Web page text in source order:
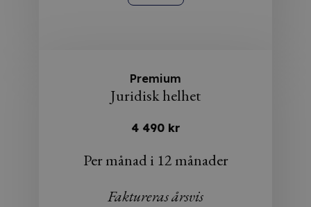
Premium
Juridisk helhet
4 490 kr
Per månad i 12 månader
Faktureras årsvis